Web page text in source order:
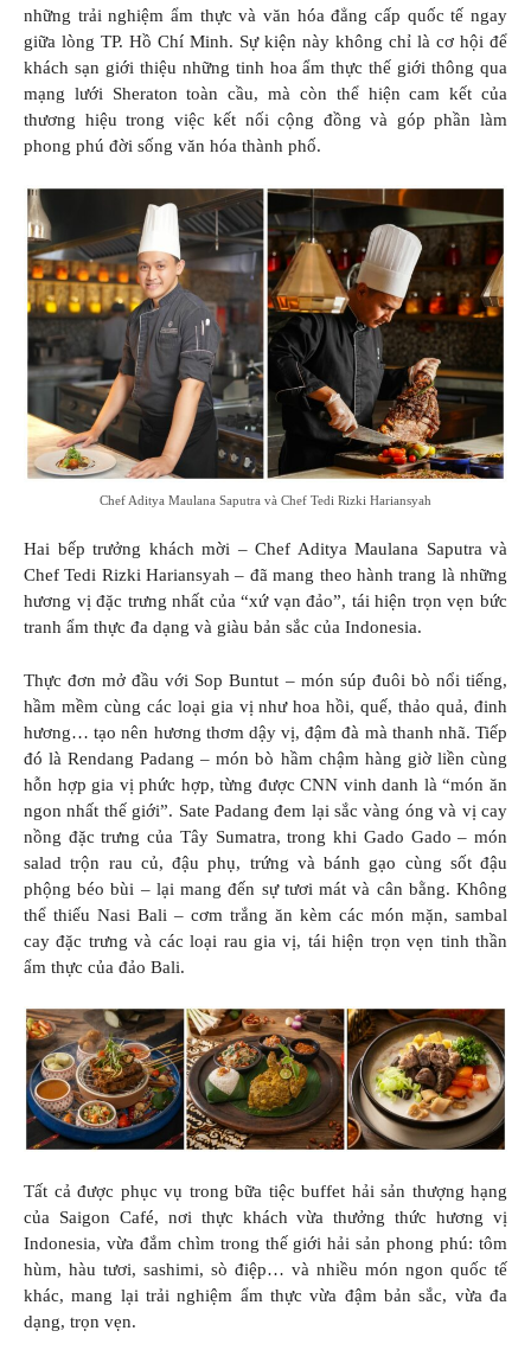
những trải nghiệm ẩm thực và văn hóa đẳng cấp quốc tế ngay
giữa lòng TP. Hồ Chí Minh. Sự kiện này không chỉ là cơ hội để
khách sạn giới thiệu những tinh hoa ẩm thực thế giới thông qua
mạng lưới Sheraton toàn cầu, mà còn thể hiện cam kết của
thương hiệu trong việc kết nối cộng đồng và góp phần làm
phong phú đời sống văn hóa thành phố.
Chef Aditya Maulana Saputra và Chef Tedi Rizki Hariansyah
Hai bếp trưởng khách mời – Chef Aditya Maulana Saputra và
Chef Tedi Rizki Hariansyah – đã mang theo hành trang là những
hương vị đặc trưng nhất của “xứ vạn đảo”, tái hiện trọn vẹn bức
tranh ẩm thực đa dạng và giàu bản sắc của Indonesia.
Thực đơn mở đầu với Sop Buntut – món súp đuôi bò nổi tiếng,
hầm mềm cùng các loại gia vị như hoa hồi, quế, thảo quả, đinh
hương… tạo nên hương thơm dậy vị, đậm đà mà thanh nhã. Tiếp
đó là Rendang Padang – món bò hầm chậm hàng giờ liền cùng
hỗn hợp gia vị phức hợp, từng được CNN vinh danh là “món ăn
ngon nhất thế giới”. Sate Padang đem lại sắc vàng óng và vị cay
nồng đặc trưng của Tây Sumatra, trong khi Gado Gado – món
salad trộn rau củ, đậu phụ, trứng và bánh gạo cùng sốt đậu
phộng béo bùi – lại mang đến sự tươi mát và cân bằng. Không
thể thiếu Nasi Bali – cơm trắng ăn kèm các món mặn, sambal
cay đặc trưng và các loại rau gia vị, tái hiện trọn vẹn tinh thần
ẩm thực của đảo Bali.
Tất cả được phục vụ trong bữa tiệc buffet hải sản thượng hạng
của Saigon Café, nơi thực khách vừa thưởng thức hương vị
Indonesia, vừa đắm chìm trong thế giới hải sản phong phú: tôm
hùm, hàu tươi, sashimi, sò điệp… và nhiều món ngon quốc tế
khác, mang lại trải nghiệm ẩm thực vừa đậm bản sắc, vừa đa
dạng, trọn vẹn.